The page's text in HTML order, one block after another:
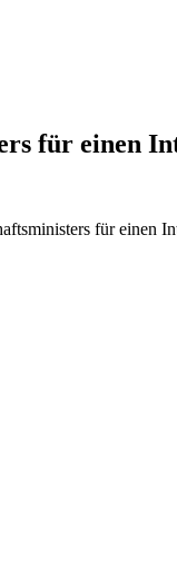
für einen
für einen